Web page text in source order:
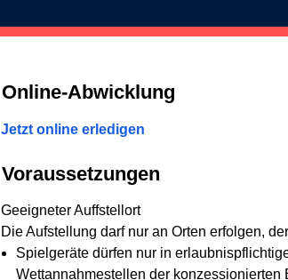
Online-Abwicklung
Jetzt online erledigen
Voraussetzungen
Geeigneter Auffstellort
Die Aufstellung darf nur an Orten erfolgen,
Spielgeräte dürfen nur in
Wettannahmestellen der konzessionierten